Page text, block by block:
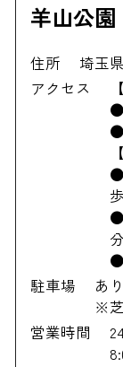
羊山公園
住所 埼玉
アクセス
●
●
●
●
●
駐車場
あ
※
営業時間